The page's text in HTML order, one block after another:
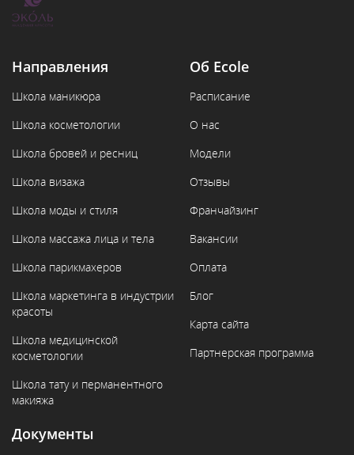
Направления
Школа маникюра
Школа косметологии
Школа бровей и ресниц
Школа визажа
Школа моды и стиля
Школа массажа лица и тела
Школа парикмахеров
Школа маркетинга в индустрии
красоты
Школа медицинской
косметологии
Школа тату и перманентного
макияжа
Об Ecole
Расписание
О нас
Модели
Отзывы
Франчайзинг
Вакансии
Оплата
Блог
Карта сайта
Партнерская программа
Документы